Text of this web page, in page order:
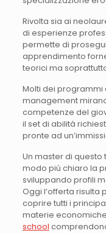
Rivolta sia ai
di esperienze
permette di
apprendimento
teorici ma
Molti dei programmi
management
competenze del
il set di abilità
pronte ad
Un master di questo
modo più chiaro la
sviluppando profili
Oggi l’offerta
coprire tutti i
materie
school